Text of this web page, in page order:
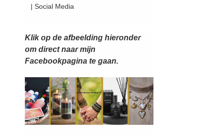
| Social Media
Klik op de afbeelding hieronder
om direct naar mijn
Facebookpagina te gaan.